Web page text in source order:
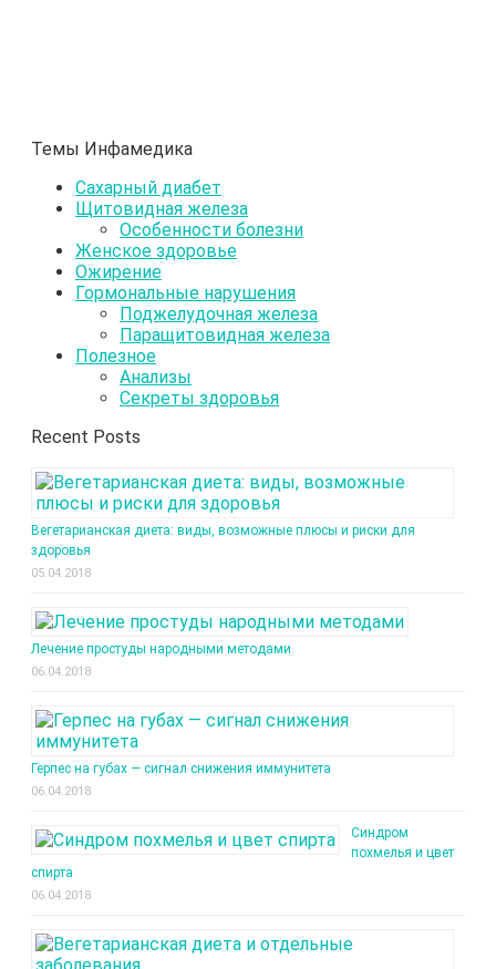
Темы Инфамедика
Сахарный диабет
Щитовидная железа
Особенности болезни
Женское здоровье
Ожирение
Гормональные нарушения
Поджелудочная железа
Паращитовидная железа
Полезное
Анализы
Секреты здоровья
Recent Posts
Вегетарианская диета: виды, возможные плюсы и риски для
здоровья
05.04.2018
Лечение простуды народными методами
06.04.2018
Герпес на губах — сигнал снижения иммунитета
06.04.2018
Синдром
похмелья и цвет
спирта
06.04.2018